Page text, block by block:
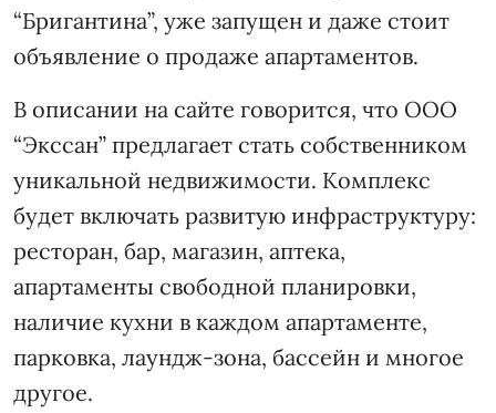
“Бригантина”, уже запущен и даже стоит
объявление о продаже апартаментов.
В описании на сайте говорится, что ООО
“Экссан” предлагает стать собственником
уникальной недвижимости. Комплекс
будет включать развитую инфраструктуру:
ресторан, бар, магазин, аптека,
апартаменты свободной планировки,
наличие кухни в каждом апартаменте,
парковка, лаундж-зона, бассейн и многое
другое.